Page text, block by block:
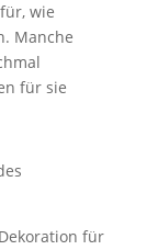
wie
Manche
für sie
für